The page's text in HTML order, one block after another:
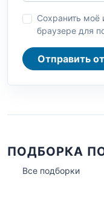
Сохранить моё
браузере для
ПОДБОРКА
Все подборки